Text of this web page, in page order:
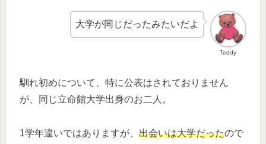
Teddy
大学が同じだったみたいだよ
馴れ初めについて、特に公表はされておりません
が、同じ立命館大学出身のお二人。
1学年違いではありますが、 出会いは大学だったので